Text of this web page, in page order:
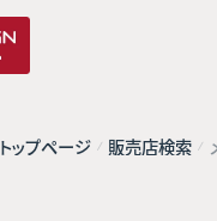
トップページ 販売店検索